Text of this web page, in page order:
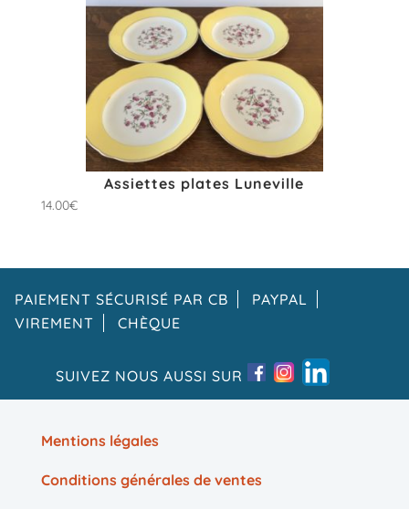
Assiettes plates Luneville
14.00€
PAIEMENT SÉCURISÉ PAR CB
PAYPAL
VIREMENT
CHÈQUE
SUIVEZ NOUS AUSSI SUR
Mentions légales
Conditions générales de ventes